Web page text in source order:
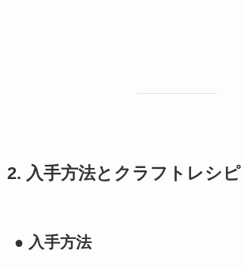
2. 入手方法とクラフトレシピ
● 入手方法